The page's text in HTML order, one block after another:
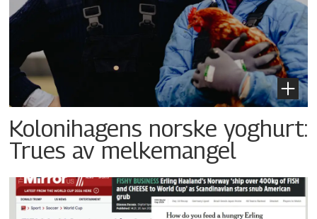
Kolonihagens norske yoghurt:
Trues av melkemangel